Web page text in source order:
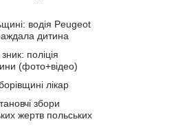
водія Peugeot
дитина
поліція
(фото+відео)
лікар
збори
жертв польських